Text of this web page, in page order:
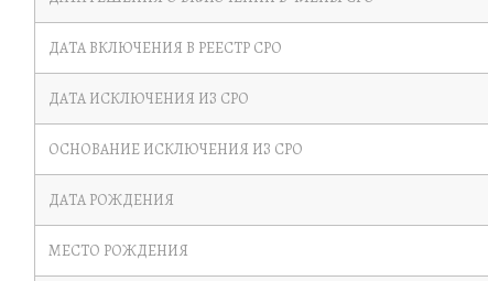
ДАТА ВКЛЮЧЕНИЯ В РЕЕСТР СРО
ДАТА ИСКЛЮЧЕНИЯ ИЗ СРО
ОСНОВАНИЕ ИСКЛЮЧЕНИЯ ИЗ СРО
ДАТА РОЖДЕНИЯ
МЕСТО РОЖДЕНИЯ